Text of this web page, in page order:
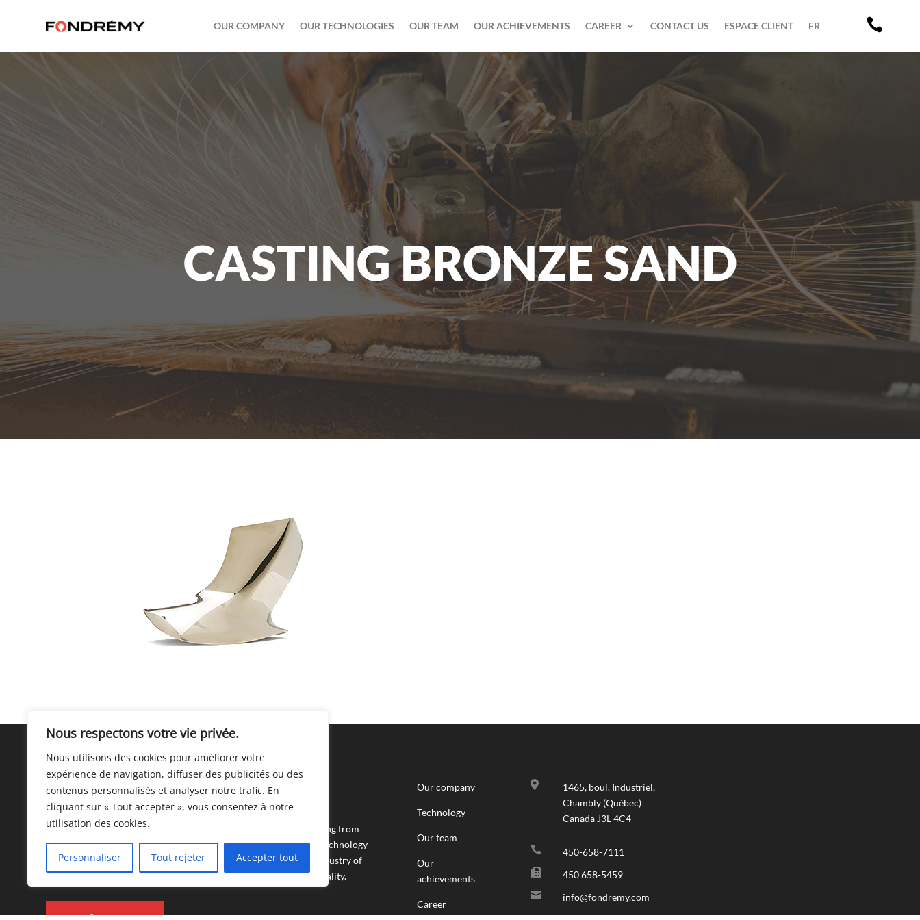
Nous respectons votre vie privée.
Nous utilisons des cookies pour améliorer votre
expérience de navigation, diffuser des publicités ou des
contenus personnalisés et analyser notre trafic. En
cliquant sur « Tout accepter », vous consentez à notre
utilisation des cookies.
Personnaliser Tout rejeter Accepter tout
OUR COMPANY OUR TECHNOLOGIES OUR TEAM OUR ACHIEVEMENTS CAREER CONTACT US ESPACE CLIENT FR 
CASTING BRONZE SAND
Since its foundation in 1975, Fondrémy Inc. grew considerably, going from
6,000 to now 65,000 square feet. The combined forces of today’s technology
and our unique knowledge allowed us to become a leader in the industry of
manufacturing casted pieces of aluminium and copper alloys of quality.
Our company
Technology
Our team
Our
achievements
Career

1465, boul. Industriel,
Chambly (Québec)
Canada J3L 4C4
 450-658-7111
 450 658-5459
 info@fondremy.com